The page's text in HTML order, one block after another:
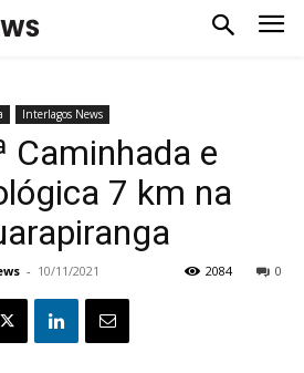
Interlagos News
Caminhada e
7 km na
- 10/11/2021 0
2084